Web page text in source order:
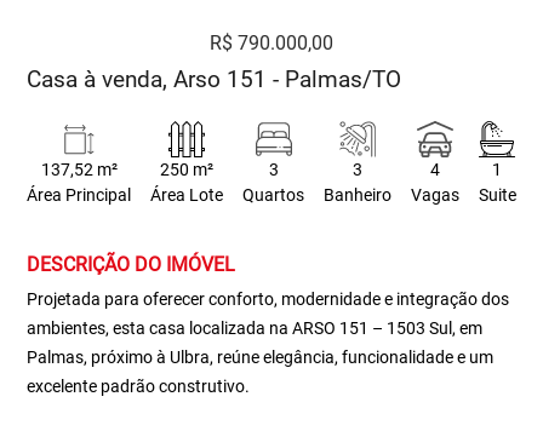
R$ 790.000,00
Casa à venda, Arso 151 - Palmas/TO
137,52 m²
Área Principal
250 m²
Área Lote
3
Quartos
3
Banheiro
4
Vagas
1
Suite
DESCRIÇÃO DO IMÓVEL
Projetada para oferecer conforto, modernidade e integração dos
ambientes, esta casa localizada na ARSO 151 – 1503 Sul, em
Palmas, próximo à Ulbra, reúne elegância, funcionalidade e um
excelente padrão construtivo.